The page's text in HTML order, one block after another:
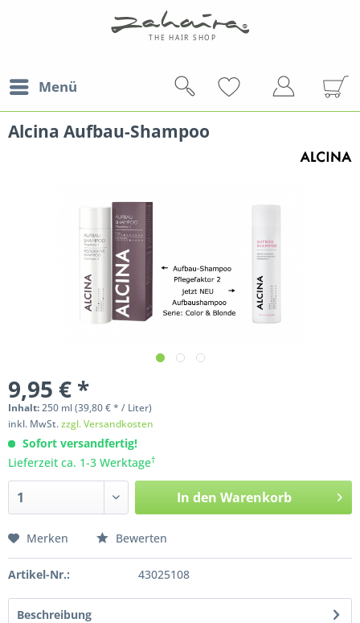
Menü
Alcina Aufbau-Shampoo
9,95 € *
Inhalt:250 ml(39,80 € * / Liter)
inkl. MwSt.zzgl. Versandkosten
Sofort versandfertig!
Lieferzeit ca. 1-3 Werktage†
In den Warenkorb
Merken Bewerten
Artikel-Nr.: 43025108
Beschreibung